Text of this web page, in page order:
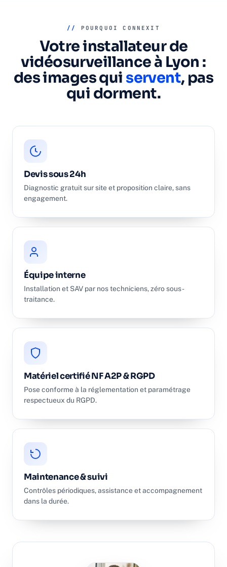
// POURQUOI CONNEXIT
Votre installateur de
vidéosurveillance à Lyon :
des images quiservent, pas
qui dorment.
Devis sous 24h
Diagnostic gratuit sur site et proposition claire, sans
engagement.
Équipe interne
Installation et SAV par nos techniciens, zéro sous-
traitance.
Matériel certifié NF A2P & RGPD
Pose conforme à la réglementation et paramétrage
respectueux du RGPD.
Maintenance & suivi
Contrôles périodiques, assistance et accompagnement
dans la durée.